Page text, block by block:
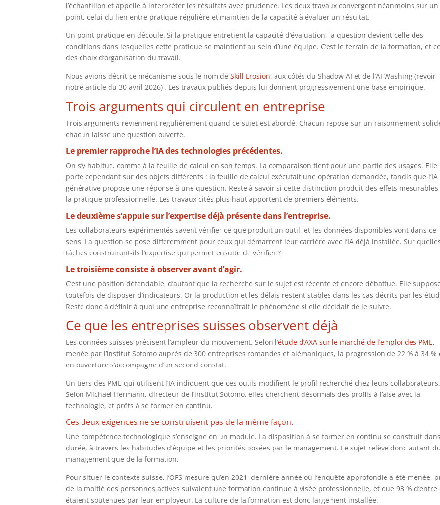
l’échantillon et appelle à interpréter les résultats avec prudence. Les deux travaux convergent néanmoins sur un
point, celui du lien entre pratique régulière et maintien de la capacité à évaluer un résultat.
Un point pratique en découle. Si la pratique entretient la capacité d’évaluation, la question devient celle des
conditions dans lesquelles cette pratique se maintient au sein d’une équipe. C’est le terrain de la formation, et
des choix d’organisation du travail.
Nous avions décrit ce mécanisme sous le nom deSkill Erosion, aux côtés du Shadow AI et de l’AI Washing (revoir
notre article du 30 avril 2026) . Les travaux publiés depuis lui donnent progressivement une base empirique.
Trois arguments qui circulent en entreprise
Trois arguments reviennent régulièrement quand ce sujet est abordé. Chacun repose sur un raisonnement
chacun laisse une question ouverte.
Le premier rapproche l’IA des technologies précédentes.
On s’y habitue, comme à la feuille de calcul en son temps. La comparaison tient pour une partie des usages. Elle
porte cependant sur des objets différents : la feuille de calcul exécutait une opération demandée, tandis que l’IA
générative propose une réponse à une question. Reste à savoir si cette distinction produit des effets
la pratique professionnelle. Les travaux cités plus haut apportent de premiers éléments.
Le deuxième s’appuie sur l’expertise déjà présente dans l’entreprise.
Les collaborateurs expérimentés savent vérifier ce que produit un outil, et les données disponibles vont dans ce
sens. La question se pose différemment pour ceux qui démarrent leur carrière avec l’IA déjà installée. Sur quelles
tâches construiront-ils l’expertise qui permet ensuite de vérifier ?
Le troisième consiste à observer avant d’agir.
C’est une position défendable, d’autant que la recherche sur le sujet est récente et encore débattue. Elle suppose
toutefois de disposer d’indicateurs. Or la production et les délais restent stables dans les cas décrits par les
Reste donc à définir à quoi une entreprise reconnaîtrait le phénomène si elle décidait de le suivre.
Ce que les entreprises suisses observent déjà
Les données suisses précisent l’ampleur du mouvement. Selon l’étude d’AXA sur le marché de l’emploi des PME,
menée par l’institut Sotomo auprès de 300 entreprises romandes et alémaniques, la progression de 22 % à 34 %
en ouverture s’accompagne d’un second constat.
Un tiers des PME qui utilisent l’IA indiquent que ces outils modifient le profil recherché chez leurs collaborateurs.
Selon Michael Hermann, directeur de l’institut Sotomo, elles cherchent désormais des profils à l’aise avec la
technologie, et prêts à se former en continu.
Ces deux exigences ne se construisent pas de la même façon.
Une compétence technologique s’enseigne en un module. La disposition à se former en continu se construit
durée, à travers les habitudes d’équipe et les priorités posées par le management. Le sujet relève donc autant du
management que de la formation.
Pour situer le contexte suisse, l’OFS mesure qu’en 2021, dernière année où l’enquête approfondie a été menée,
de la moitié des personnes actives suivaient une formation continue à visée professionnelle, et que 93 % d’entre
étaient soutenues par leur employeur. La culture de la formation est donc largement installée.